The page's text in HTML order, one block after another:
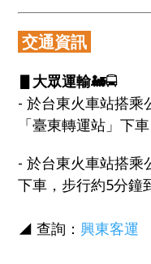
交通資訊
▋大眾運輸🚂🚍
- 於台東火車站搭乘
「臺東轉運站」下
- 於台東火車站搭乘
下車，步行約5分鐘
◢ 查詢：興東客運